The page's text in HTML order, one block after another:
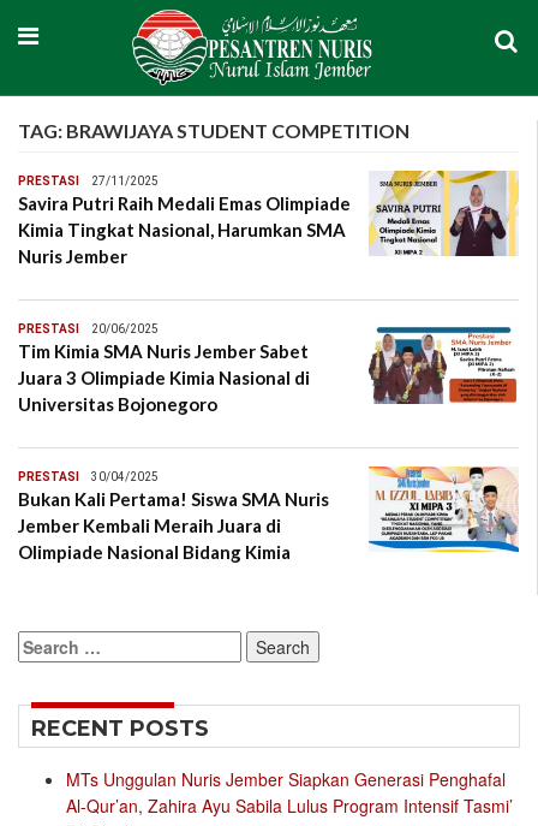
TAG: BRAWIJAYA STUDENT COMPETITION
PRESTASI 27/11/2025
Savira Putri Raih Medali Emas Olimpiade
Kimia Tingkat Nasional, Harumkan SMA
Nuris Jember
PRESTASI 20/06/2025
Tim Kimia SMA Nuris Jember Sabet
Juara 3 Olimpiade Kimia Nasional di
Universitas Bojonegoro
PRESTASI 30/04/2025
Bukan Kali Pertama! Siswa SMA Nuris
Jember Kembali Meraih Juara di
Olimpiade Nasional Bidang Kimia
Search
for:
RECENT POSTS
MTs Unggulan Nuris Jember Siapkan Generasi Penghafal
Al-Qur’an, Zahira Ayu Sabila Lulus Program Intensif Tasmi’